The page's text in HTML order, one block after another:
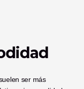
ser más